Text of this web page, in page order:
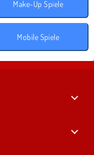
Make-Up Spiele
Mobile Spiele